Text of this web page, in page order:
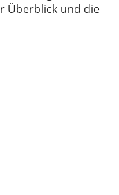
Überblick und die